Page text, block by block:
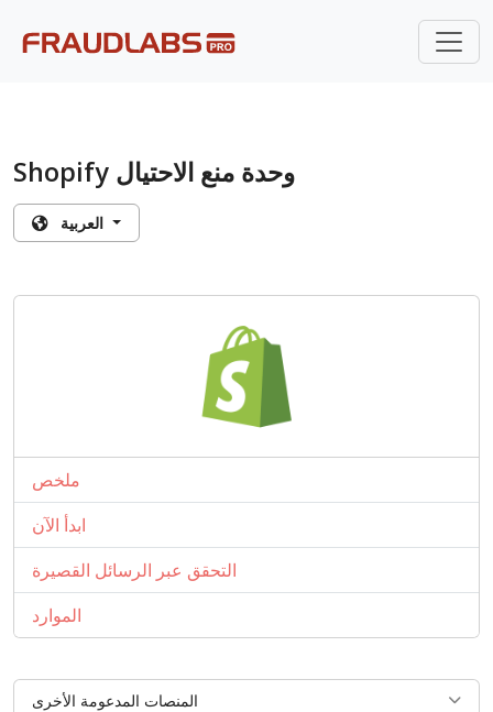
Shopify وحدة منع الاحتيال
ملخص
ابدأ الآن
التحقق عبر الرسائل القصيرة
الموارد
المنصات المدعومة الأخرى